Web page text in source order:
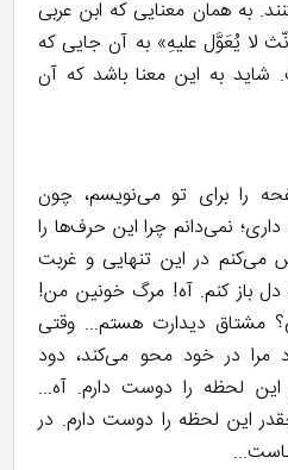
به همان معنایی که ابن عربی
لا يُعَوَّل عليهِ» به آن جایی که
شاید به این معنا باشد که آن
را برای تو می‌نویسم، چون
نمی‌دانم چرا این حرف‌ها را
می‌کنم در این تنهایی و غربت
دل باز کنم. آه! مرگ خونین من!
مشتاق دیدارت هستم... وقتی
مرا در خود محو می‌کند، دود
لحظه را دوست دارم. آه...
این لحظه را دوست دارم. در